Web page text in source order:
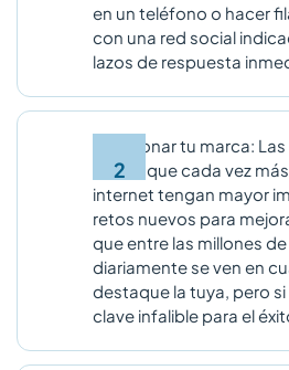
en un teléfono o hacer
con una red social
lazos de respuesta
Posicionar tu marca:
hecho que cada vez
internet tengan mayor
retos nuevos para
que entre las millones
diariamente se ven en
destaque la tuya, pero
clave infalible para el